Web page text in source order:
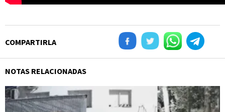
COMPARTIRLA
NOTAS RELACIONADAS